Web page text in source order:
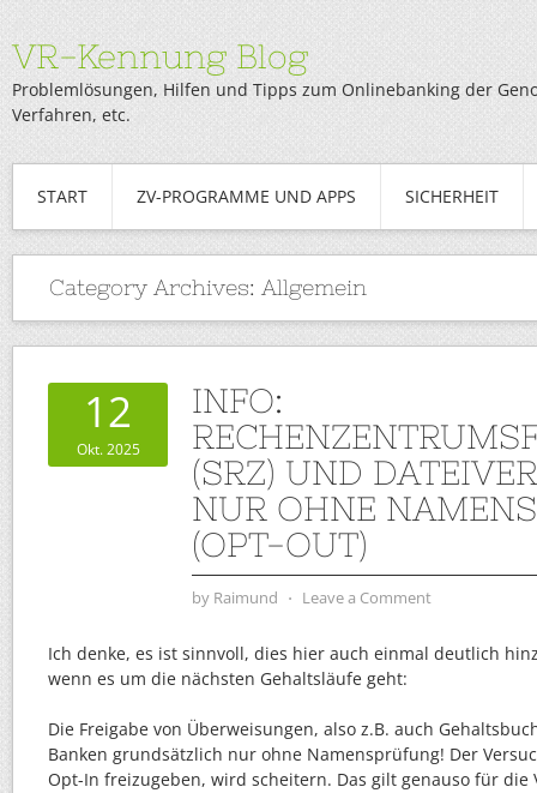
VR-Kennung Blog
Problemlösungen, Hilfen und Tipps zum Onlinebanking der
Verfahren, etc.
START ZV-PROGRAMME UND APPS SICHERHEIT
Category Archives: Allgemein
12
Okt. 2025
INFO:
(SRZ) UND
NUR OHNE
(OPT-OUT)
by Raimund ⋅ Leave a Comment
Ich denke, es ist sinnvoll, dies hier auch einmal deutlich
wenn es um die nächsten Gehaltsläufe geht:
Die Freigabe von Überweisungen, also z.B. auch
Banken grundsätzlich nur ohne Namensprüfung! Der
Opt-In freizugeben, wird scheitern. Das gilt genauso für die